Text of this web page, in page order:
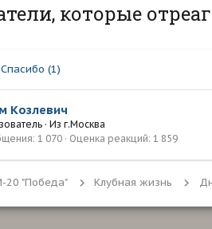
которые
Спасибо (1)
Козлевич
· Из г.Москва
1 070 Оценка реакций 1 859
20 "Победа" Клубная жизнь